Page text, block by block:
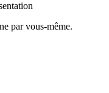
par vous-même.